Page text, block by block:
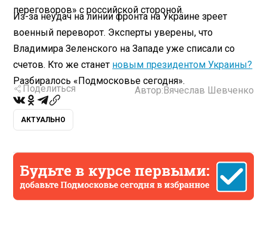
переговоров» с российской стороной.
Из-за неудач на линии фронта на Украине зреет
военный переворот. Эксперты уверены, что
Владимира Зеленского на Западе уже списали со
счетов. Кто же станет новым президентом Украины?
Разбиралось «Подмосковье сегодня».
Поделиться Автор: Вячеслав Шевченко
АКТУАЛЬНО